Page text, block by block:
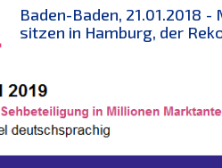
Baden-Baden, 21.01.2018
sitzen in Hamburg, der